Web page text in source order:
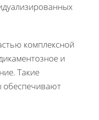
комплексной
и
Такие
обеспечивают